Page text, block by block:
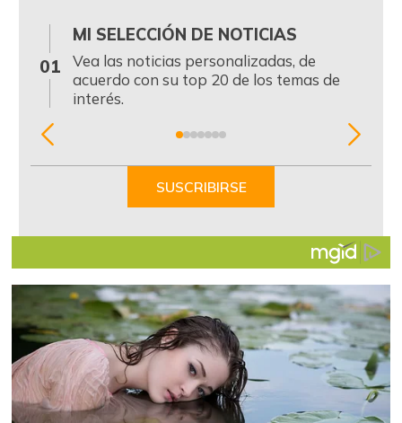
01
MI SELECCIÓN DE NOTICIAS
Vea las noticias personalizadas, de
acuerdo con su top 20 de los temas de
interés.
Item
SUSCRIBIRSE